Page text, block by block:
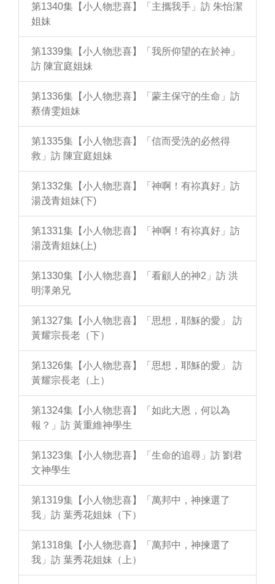
第1340集【小人物悲喜】「主攜我手」訪 朱怡潔
姐妹
第1339集【小人物悲喜】「我所仰望的在於神」
訪 陳宜庭姐妹
第1336集【小人物悲喜】「蒙主保守的生命」訪
蔡倩雯姐妹
第1335集【小人物悲喜】「信而受洗的必然得
救」訪 陳宜庭姐妹
第1332集【小人物悲喜】「神啊！有祢真好」訪
湯茂青姐妹(下)
第1331集【小人物悲喜】「神啊！有祢真好」訪
湯茂青姐妹(上)
第1330集【小人物悲喜】「看顧人的神2」訪 洪
明澤弟兄
第1327集【小人物悲喜】「思想，耶穌的愛」 訪
黃耀宗長老（下）
第1326集【小人物悲喜】「思想，耶穌的愛」 訪
黃耀宗長老（上）
第1324集【小人物悲喜】「如此大恩，何以為
報？」訪 黃重維神學生
第1323集【小人物悲喜】「生命的追尋」訪 劉君
文神學生
第1319集【小人物悲喜】「萬邦中，神揀選了
我」訪 葉秀花姐妹（下）
第1318集【小人物悲喜】「萬邦中，神揀選了
我」訪 葉秀花姐妹（上）